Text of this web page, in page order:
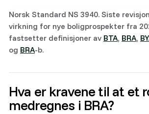
Norsk Standard NS 3940. Siste
virkning for nye boligprospekter fra
fastsetter definisjoner av BTA, BRA,
og BRA-b.
Hva er kravene til at et
medregnes i BRA?